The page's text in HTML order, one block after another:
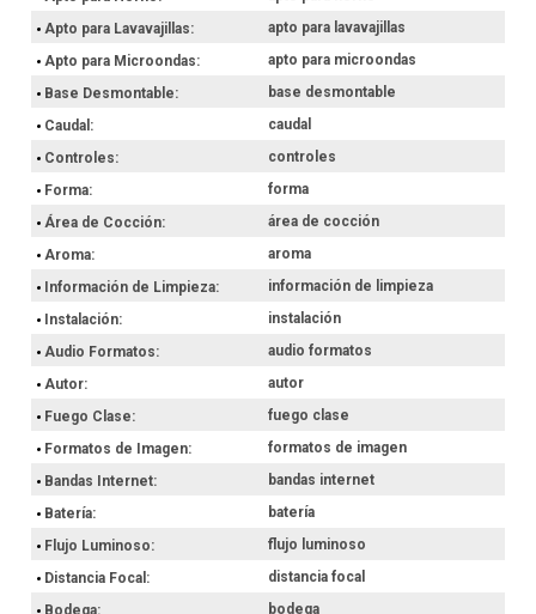
Apto para Lavavajillas
apto para lavavajillas
Apto para Microondas
apto para microondas
Base Desmontable
base desmontable
Caudal
caudal
Controles
controles
Forma
forma
Área de Cocción
área de cocción
Aroma
aroma
Información de Limpieza
información de limpieza
Instalación
instalación
Audio Formatos
audio formatos
Autor
autor
Fuego Clase
fuego clase
Formatos de Imagen
formatos de imagen
Bandas Internet
bandas internet
Batería
batería
Flujo Luminoso
flujo luminoso
Distancia Focal
distancia focal
Bodega
bodega